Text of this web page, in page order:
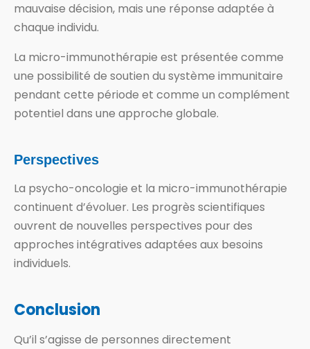
mauvaise décision, mais une réponse adaptée à
chaque individu.
La micro-immunothérapie est présentée comme
une possibilité de soutien du système immunitaire
pendant cette période et comme un complément
potentiel dans une approche globale.
Perspectives
La psycho-oncologie et la micro-immunothérapie
continuent d’évoluer. Les progrès scientifiques
ouvrent de nouvelles perspectives pour des
approches intégratives adaptées aux besoins
individuels.
Conclusion
Qu’il s’agisse de personnes directement